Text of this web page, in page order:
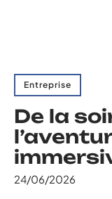
Entreprise
De la
24/06/2026